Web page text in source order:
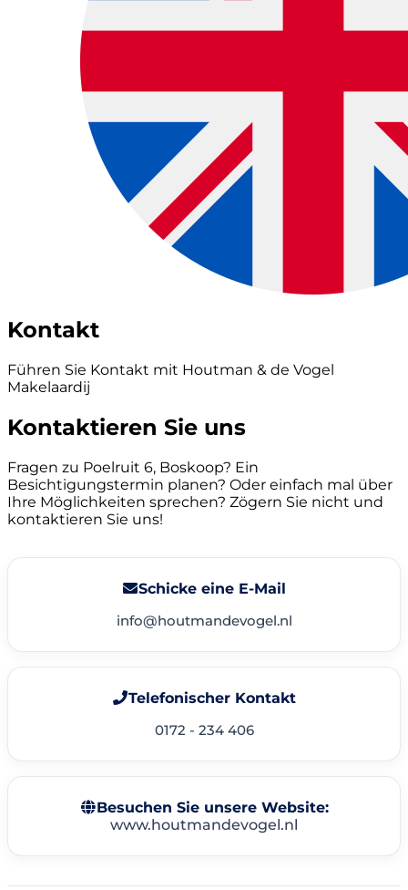
Kontakt
Führen Sie Kontakt mit Houtman & de Vogel
Makelaardij
Kontaktieren Sie uns
Fragen zu Poelruit 6, Boskoop? Ein
Besichtigungstermin planen? Oder einfach mal über
Ihre Möglichkeiten sprechen? Zögern Sie nicht und
kontaktieren Sie uns!
Schicke eine E-Mail
info@houtmandevogel.nl
Telefonischer Kontakt
0172 - 234 406
Besuchen Sie unsere Website:
www.houtmandevogel.nl